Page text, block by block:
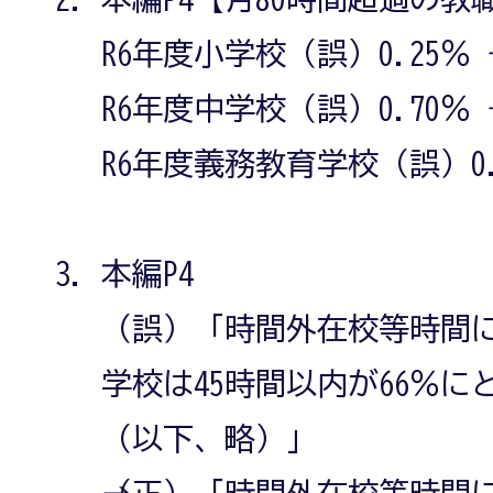
R6年度小学校（誤）0.25％
R6年度中学校（誤）0.70％
R6年度義務教育学校（誤）
本編P4
（誤）「時間外在校等時間
学校は45時間以内が66％に
（以下、略）」